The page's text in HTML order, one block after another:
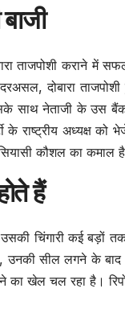
ताजपोशी कराने में
दोबारा
साथ नेताजी के उस बैंक
के राष्ट्रीय अध्यक्ष
कौशल का कमाल
हैं
चिंगारी कई बड़ों
सील लगने के बाद
का खेल चल रहा है।